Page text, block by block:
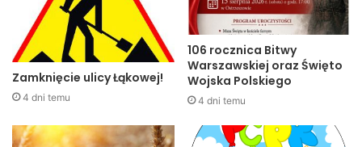
Zamknięcie ulicy Łąkowej!
4 dni temu
106 rocznica Bitwy
Warszawskiej oraz Święto
Wojska Polskiego
4 dni temu